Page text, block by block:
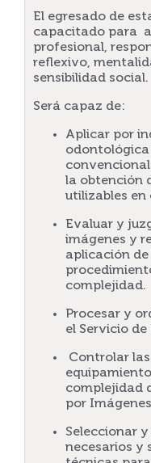
El egresado de
capacitado para
profesional,
reflexivo,
sensibilidad social.
Será capaz de:
Aplicar por
la obtención
utilizables en
Evaluar y
imágenes y
aplicación
complejidad.
Procesar y
el Servicio
Controlar
complejidad
por
Seleccionar
necesarios y